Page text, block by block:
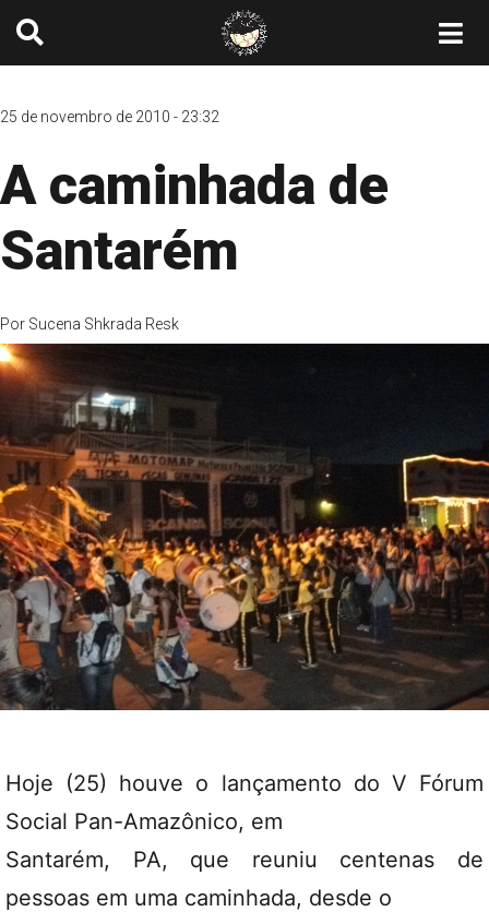
25 de novembro de 2010 - 23:32
A caminhada de
Santarém
Por Sucena Shkrada Resk
Hoje (25) houve o lançamento do V Fórum
Social Pan-Amazônico, em
Santarém, PA, que reuniu centenas de
pessoas em uma caminhada, desde o